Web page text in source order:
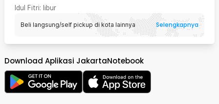
Idul Fitri: libur
Beli langsung/self pickup di kota lainnya Selengkapnya
Download Aplikasi JakartaNotebook